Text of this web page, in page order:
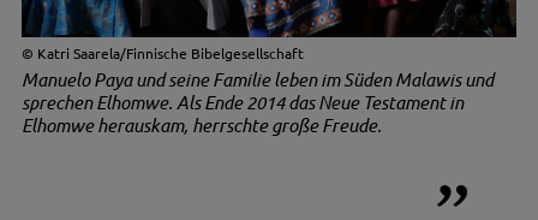
Katri Saarela/Finnische Bibelgesellschaft
Manuelo Paya und seine Familie leben im Süden Malawis und
sprechen Elhomwe. Als Ende 2014 das Neue Testament in
Elhomwe herauskam, herrschte große Freude.